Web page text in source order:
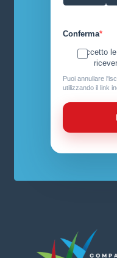
Conferma
Accetto
Puoi annullare
utilizzando il link